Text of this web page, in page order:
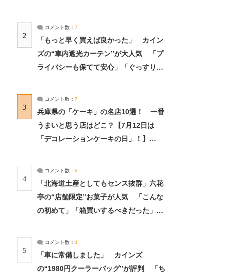
2
コメント数： 7
「もっと早く買えば良かった」 カイン
ズの“車内遮光カーテン”が大人気 「プ
ライバシーも保てて安心」「ぐっすり眠
3
コメント数： 7
兵庫県の「ケーキ」の名店10選！ 一番
うまいと思う店はどこ？【7月12日は
「デコレーションケーキの日」！】
4
コメント数： 5
「北海道土産としてもセンス抜群」六花
亭の“店舗限定”お菓子が人気 「こんな
の初めて」「箱買いするべきだった」
5
コメント数： 4
「車に常備しました」 カインズ
の“1980円クーラーバッグ”が評判 「ち